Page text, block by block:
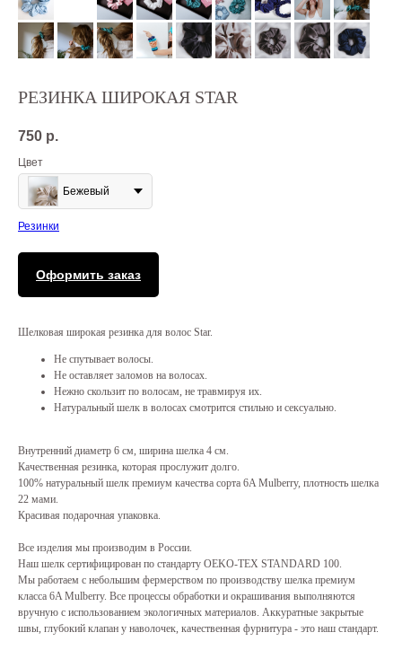
РЕЗИНКА ШИРОКАЯ STAR
750 р.
Цвет
Бежевый
Резинки
Оформить заказ
Шелковая широкая резинка для волос Star.
Не спутывает волосы.
Не оставляет заломов на волосах.
Нежно скользит по волосам, не травмируя их.
Натуральный шелк в волосах смотрится стильно и сексуально.
Внутренний диаметр 6 см, ширина шелка 4 см.
Качественная резинка, которая прослужит долго.
100% натуральный шелк премиум качества сорта 6A Mulberry, плотность шелка
22 мами.
Красивая подарочная упаковка.
Все изделия мы производим в России.
Наш шелк сертифицирован по стандарту OEKO-TEX STANDARD 100.
Мы работаем с небольшим фермерством по производству шелка премиум
класса 6A Mulberry. Все процессы обработки и окрашивания выполняются
вручную с использованием экологичных материалов. Аккуратные закрытые
швы, глубокий клапан у наволочек, качественная фурнитура - это наш стандарт.